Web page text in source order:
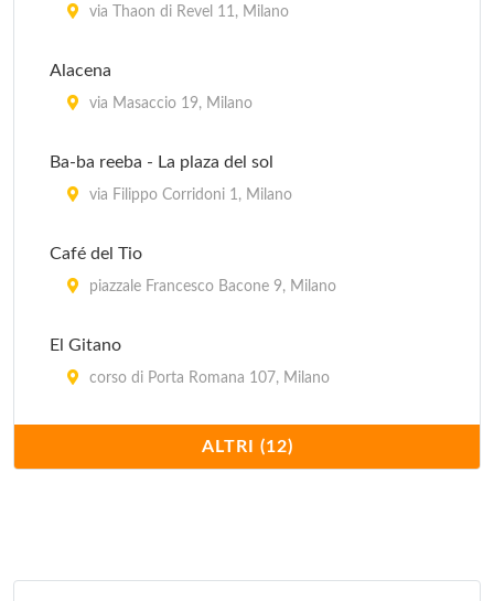
via Thaon di Revel 11, Milano
Alacena
via Masaccio 19, Milano
Ba-ba reeba - La plaza del sol
via Filippo Corridoni 1, Milano
Café del Tio
piazzale Francesco Bacone 9, Milano
El Gitano
corso di Porta Romana 107, Milano
via Ruggero Bonghi 12, Milano
Milano
ALTRI (12)